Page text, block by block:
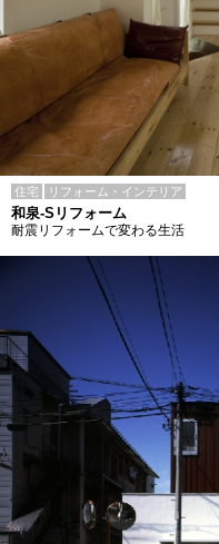
住宅 リフォーム・インテリア
和泉-Sリフォーム
耐震リフォームで変わる生活